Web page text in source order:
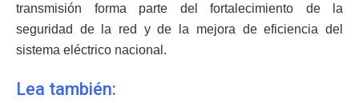
transmisión forma parte del fortalecimiento de la
seguridad de la red y de la mejora de eficiencia del
sistema eléctrico nacional.
Lea también: